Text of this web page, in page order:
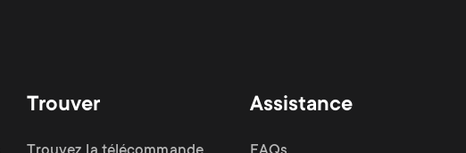
Trouver Assistance